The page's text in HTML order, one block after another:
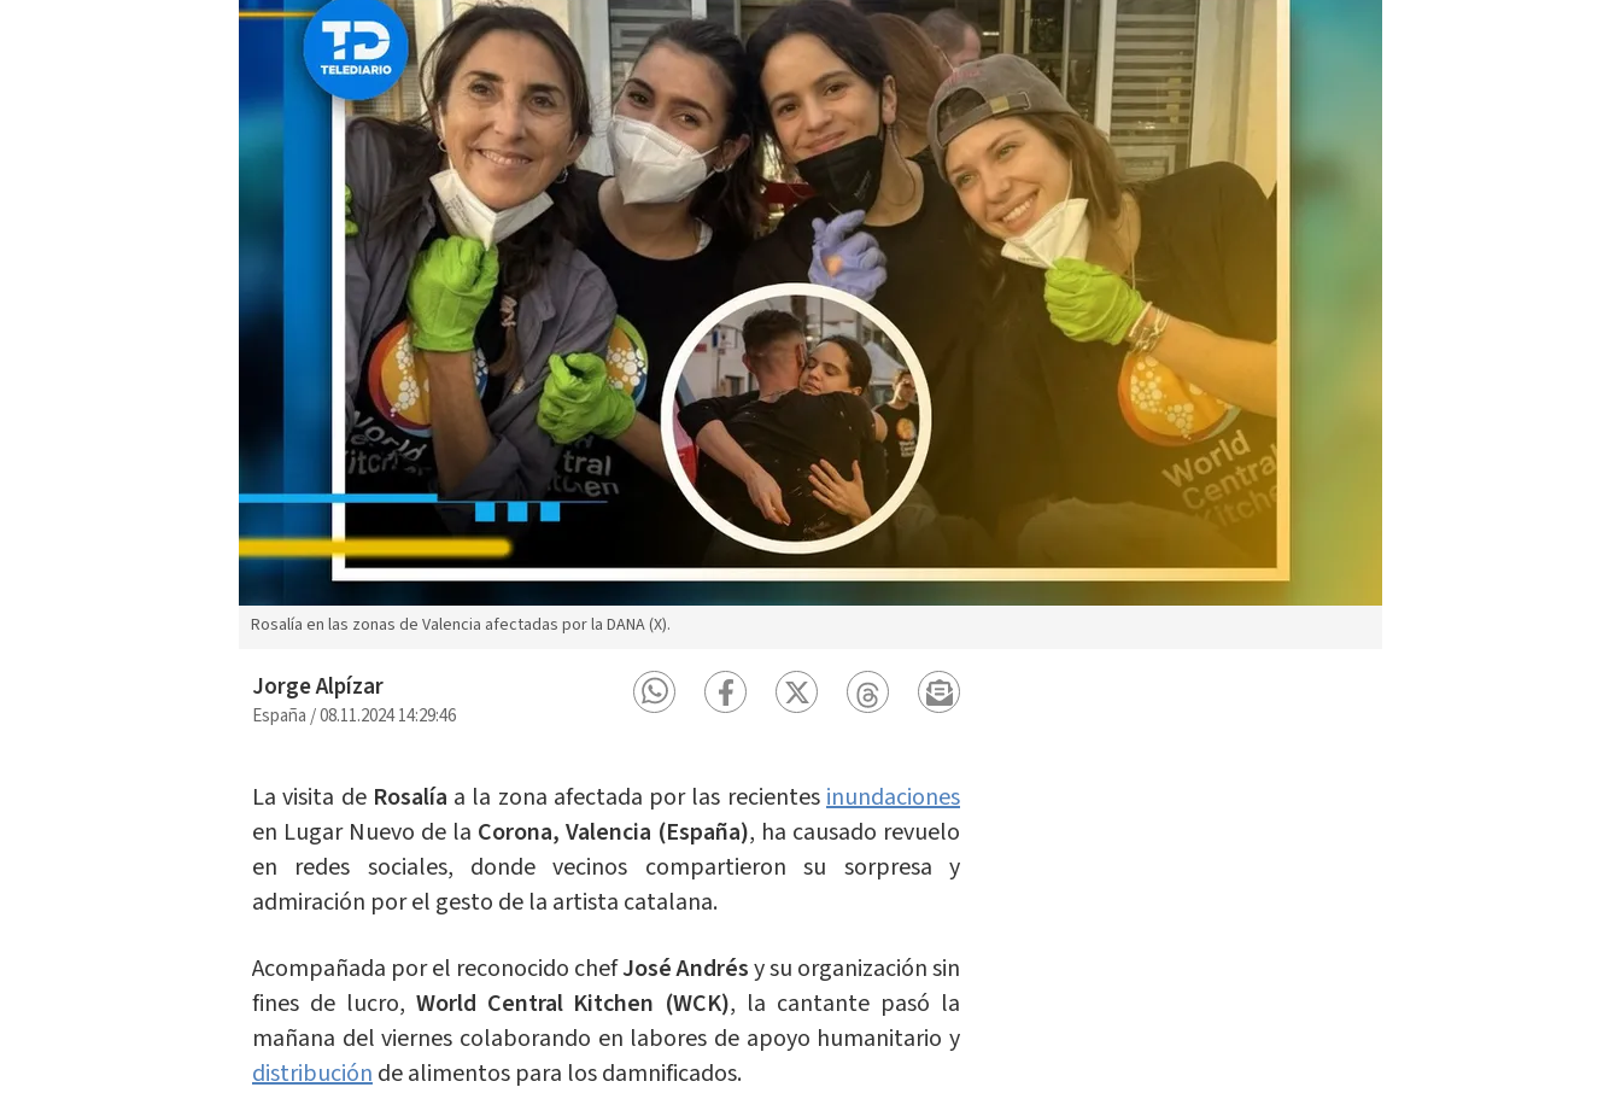
Rosalía en las zonas de Valencia afectadas por la DANA (X).
Jorge Alpízar
España/08.11.2024 14:29:46
La visita de Rosalía a la zona afectada por las recientesinundaciones
en Lugar Nuevo de la Corona, Valencia (España), ha causado revuelo
en redes sociales, donde vecinos compartieron su sorpresa y
admiración por el gesto de la artista catalana.
Acompañada por el reconocido chefJosé Andrésy su organización sin
fines de lucro, World Central Kitchen (WCK), la cantante pasó la
mañana del viernes colaborando en labores de apoyo humanitario y
distribuciónde alimentos para los damnificados.